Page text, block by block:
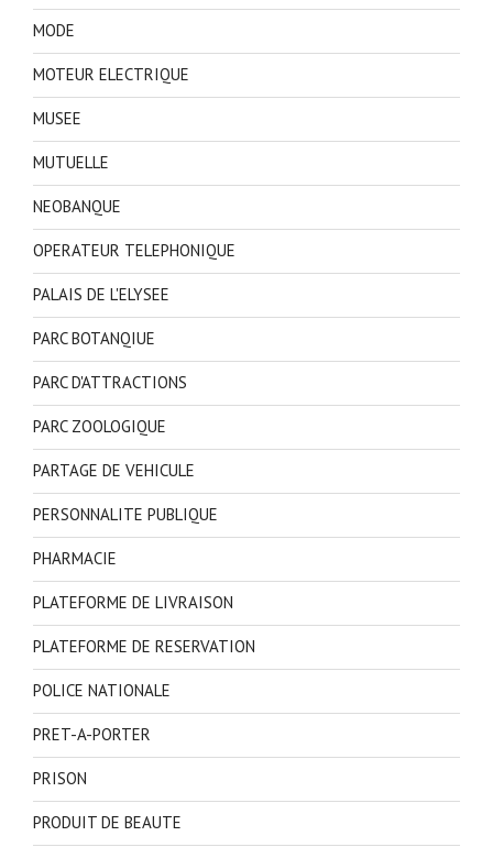
MODE
MOTEUR ELECTRIQUE
MUSEE
MUTUELLE
NEOBANQUE
OPERATEUR TELEPHONIQUE
PALAIS DE L'ELYSEE
PARC BOTANQIUE
PARC D'ATTRACTIONS
PARC ZOOLOGIQUE
PARTAGE DE VEHICULE
PERSONNALITE PUBLIQUE
PHARMACIE
PLATEFORME DE LIVRAISON
PLATEFORME DE RESERVATION
POLICE NATIONALE
PRET-A-PORTER
PRISON
PRODUIT DE BEAUTE